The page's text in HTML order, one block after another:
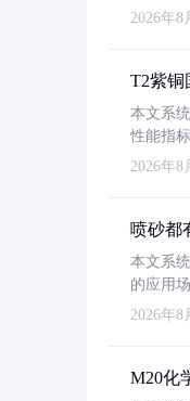
2026年8
T2紫铜
本文系
性能指
2026年8
喷砂都
本文系
的应用
2026年8
M20化